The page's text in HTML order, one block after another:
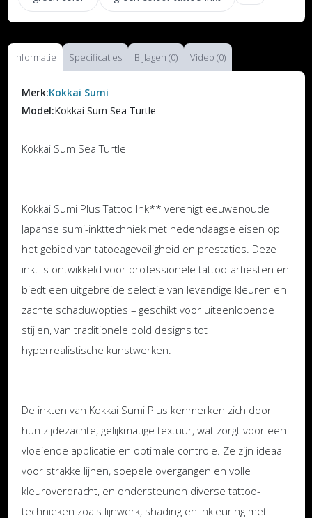
Informatie Specificaties Bijlagen (0) Video (0)
Merk:Kokkai Sumi
Model:Kokkai Sum Sea Turtle
Kokkai Sum Sea Turtle
Kokkai Sumi Plus Tattoo Ink** verenigt eeuwenoude
Japanse sumi-inkttechniek met hedendaagse eisen op
het gebied van tatoeageveiligheid en prestaties. Deze
inkt is ontwikkeld voor professionele tattoo-artiesten en
biedt een uitgebreide selectie van levendige kleuren en
zachte schaduwopties – geschikt voor uiteenlopende
stijlen, van traditionele bold designs tot
hyperrealistische kunstwerken.
De inkten van Kokkai Sumi Plus kenmerken zich door
hun zijdezachte, gelijkmatige textuur, wat zorgt voor een
vloeiende applicatie en optimale controle. Ze zijn ideaal
voor strakke lijnen, soepele overgangen en volle
kleuroverdracht, en ondersteunen diverse tattoo-
technieken zoals lijnwerk, shading en inkleuring met